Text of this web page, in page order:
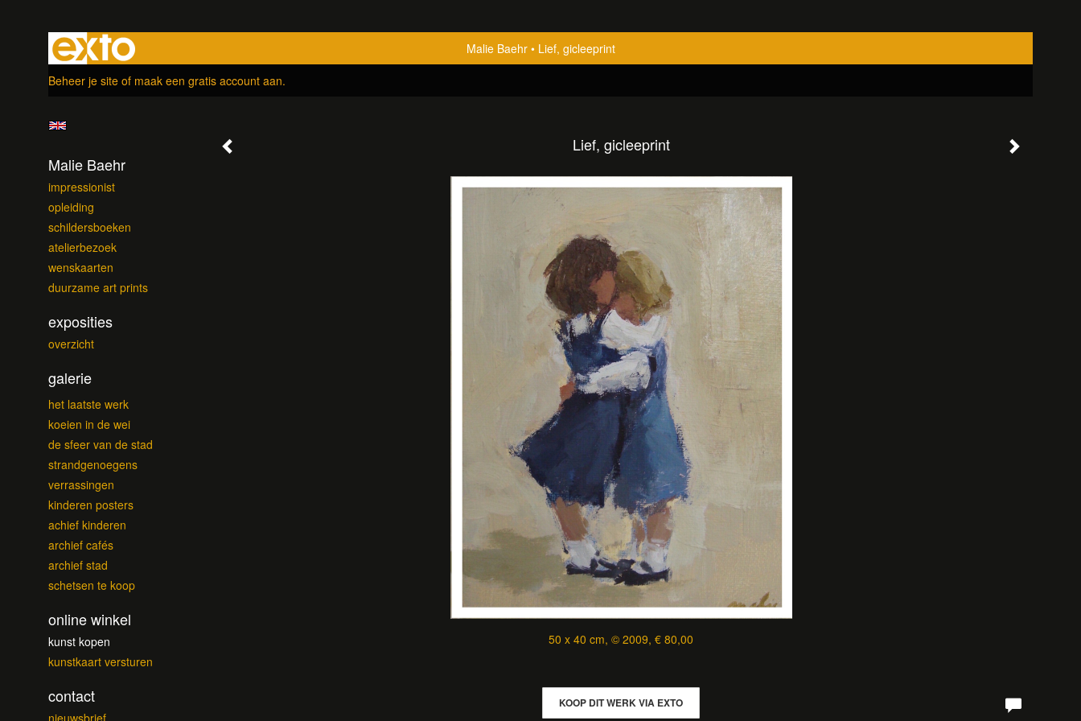
Malie Baehr
Lief, gicleeprint
Beheer je site of maak een gratis account aan.
Lief, gicleeprint
50 x 40 cm, © 2009, € 80,00
KOOP DIT WERK VIA EXTO
Malie Baehr
impressionist
opleiding
schildersboeken
atelierbezoek
wenskaarten
duurzame art prints
exposities
overzicht
galerie
het laatste werk
koeien in de wei
de sfeer van de stad
strandgenoegens
verrassingen
kinderen posters
achief kinderen
archief cafés
archief stad
schetsen te koop
online winkel
kunst kopen
kunstkaart versturen
contact
nieuwsbrief